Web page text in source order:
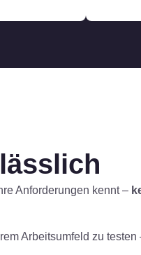
Anforderungen kennt –
Arbeitsumfeld zu